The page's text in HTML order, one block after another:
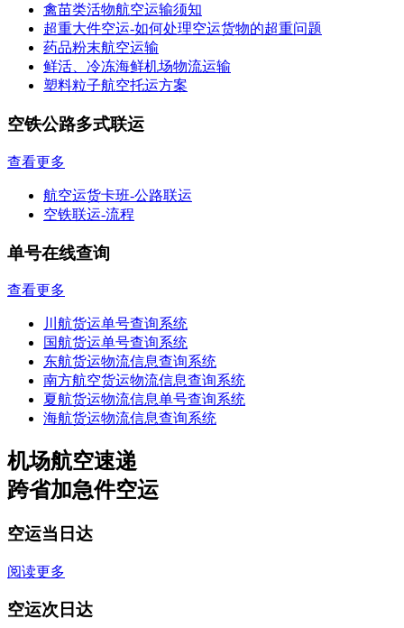
禽苗类活物航空运输须知
超重大件空运-如何处理空运货物的超重问题
药品粉末航空运输
鲜活、冷冻海鲜机场物流运输
塑料粒子航空托运方案
空铁公路多式联运
查看更多
航空运货卡班-公路联运
空铁联运-流程
单号在线查询
查看更多
川航货运单号查询系统
国航货运单号查询系统
东航货运物流信息查询系统
南方航空货运物流信息查询系统
夏航货运物流信息单号查询系统
海航货运物流信息查询系统
机场航空速递
跨省加急件空运
空运当日达
阅读更多
空运次日达